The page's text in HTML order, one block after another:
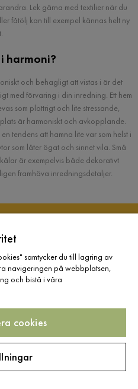
Lek gärna med textilier när du
fåtölj kan till exempel kännas helt ny
harmoni?
och behagligt att vistas i är det
med förvaring i din inredning. Ett hem
som plottrigt och lite stressande,
är harmoniskt och avkopplande.
tendens att hamna lite var som helst i
som låter ögat och sinnet vila. Små
är exempelvis både dekorativt
framhäva inredningsdetaljer.
dig för
samtycker du till lagring av
navigeringen på webbplatsen,
och bistå i våra
cookies